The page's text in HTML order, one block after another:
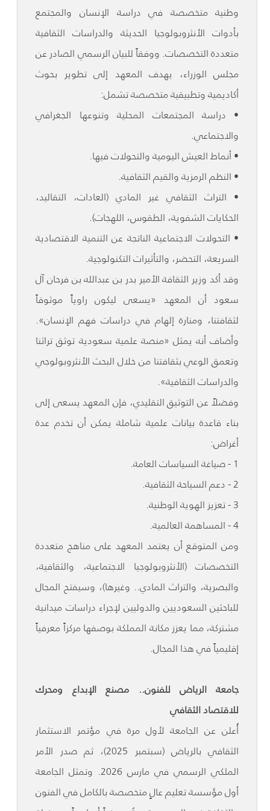
وطنية متخصصة في دراسة الإنسان والمجتمع
بأدوات الأنثروبولوجيا الحديثة والدراسات الثقافية
متعددة التخصصات. ووفقاً للبيان الرسمي الصادر عن
مجلس الوزراء، يهدف المعهد إلى تطوير بحوث
أكاديمية وتطبيقية متخصصة تشمل:
• دراسة المجتمعات المحلية وتنوعها الجغرافي
والاجتماعي.
• أنماط العيش اليومية والتحولات فيها.
• النظم الرمزية والقيم الثقافية.
• التراث الثقافي غير المادي (العادات، التقاليد،
الحكايات الشفوية، الطقوس، اللهجات).
• التحولات الاجتماعية الناتجة عن التنمية الاقتصادية
السريعة، التحضر، والتأثيرات التكنولوجية.
وقد أكد وزير الثقافة الأمير بدر بن عبدالله بن فرحان آل
سعود أن المعهد «يسعى ليكون راوياً موثوقاً
لثقافتنا، ومنارة إلهام في دراسات فهم الإنسان».
وأضاف أنه يمثل «منصة علمية سعودية توثق تراثنا
وتعمق الوعي بثقافتنا من خلال البحث الأنثروبولوجي
والدراسات الثقافية».
وفضلاً عن التوثيق التقليدي، فإن المعهد يسعى إلى
بناء قاعدة بيانات علمية شاملة يمكن أن تخدم عدة
أغراض:
ومن المتوقع أن يعتمد المعهد على مناهج متعددة
التخصصات (الأنثروبولوجيا الاجتماعية، والثقافية،
والبصرية، والتراث المادي.. وغيرها)، وسيفتح المجال
للباحثين السعوديين والدوليين لإجراء دراسات ميدانية
مشتركة، مما يعزز مكانة المملكة بوصفها مركزاً معرفياً
إقليمياً في هذا المجال.
جامعة الرياض للفنون.. مصنع الإبداع ومحرك
للاقتصاد الثقافي
أُعلن عن الجامعة لأول مرة في مؤتمر الاستثمار
الثقافي بالرياض (سبتمبر 2025)، ثم صدر الأمر
الملكي الرسمي في مارس 2026. وتمثل الجامعة
أول مؤسسة تعليم عالٍ متخصصة بالكامل في الفنون